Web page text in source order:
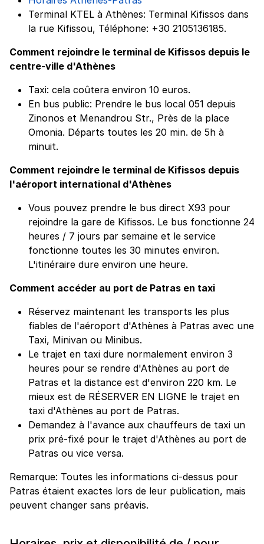
Terminal KTEL à Athènes: Terminal Kifissos dans
la rue Kifissou, Téléphone: +30 2105136185.
Comment rejoindre le terminal de Kifissos depuis le
centre-ville d'Athènes
Taxi: cela coûtera environ 10 euros.
En bus public: Prendre le bus local 051 depuis
Zinonos et Menandrou Str., Près de la place
Omonia. Départs toutes les 20 min. de 5h à
minuit.
Comment rejoindre le terminal de Kifissos depuis
l'aéroport international d'Athènes
Vous pouvez prendre le bus direct X93 pour
rejoindre la gare de Kifissos. Le bus fonctionne 24
heures / 7 jours par semaine et le service
fonctionne toutes les 30 minutes environ.
L'itinéraire dure environ une heure.
Comment accéder au port de Patras en taxi
Réservez maintenant les transports les plus
fiables de l'aéroport d'Athènes à Patras avec une
Taxi, Minivan ou Minibus.
Le trajet en taxi dure normalement environ 3
heures pour se rendre d'Athènes au port de
Patras et la distance est d'environ 220 km. Le
mieux est de RÉSERVER EN LIGNE le trajet en
taxi d'Athènes au port de Patras.
Demandez à l'avance aux chauffeurs de taxi un
prix pré-fixé pour le trajet d'Athènes au port de
Patras ou vice versa.
Remarque: Toutes les informations ci-dessus pour
Patras étaient exactes lors de leur publication, mais
peuvent changer sans préavis.